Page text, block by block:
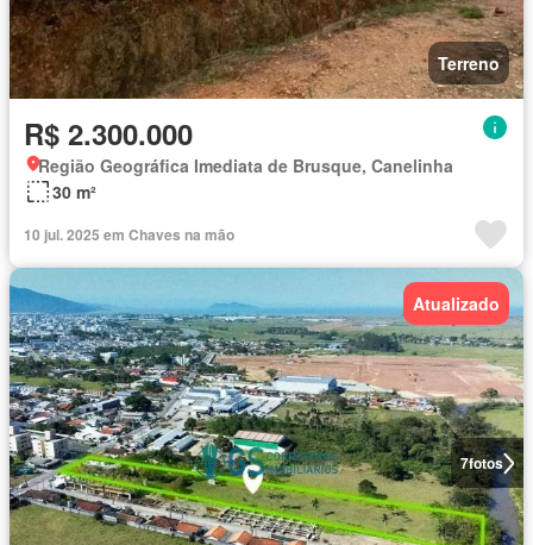
Terreno
R$ 2.300.000
Região Geográfica Imediata de Brusque, Canelinha
30 m²
10 jul. 2025 em Chaves na mão
7fotos
Atualizado